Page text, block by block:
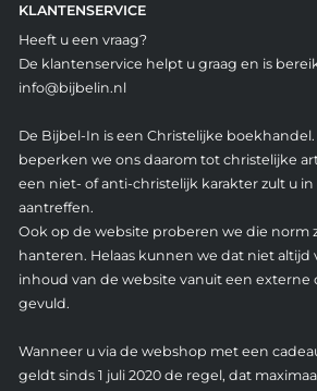
KLANTENSERVICE
Heeft u een vraag?
De klantenservice helpt u graag en is
info@bijbelin.nl
De Bijbel-In is een Christelijke
beperken we ons daarom tot christelijke
een niet- of anti-christelijk karakter zult u
aantreffen.
Ook op de website proberen we die norm
hanteren. Helaas kunnen we dat niet
inhoud van de website vanuit een externe
gevuld.
Wanneer u via de webshop met een
geldt sinds 1 juli 2020 de regel, dat